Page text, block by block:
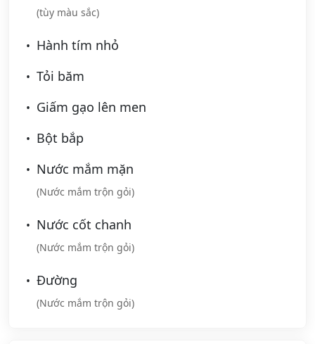
(tùy màu sắc)
Hành tím nhỏ
Tỏi băm
Giấm gạo lên men
Bột bắp
Nước mắm mặn
(Nước mắm trộn gỏi)
Nước cốt chanh
(Nước mắm trộn gỏi)
Đường
(Nước mắm trộn gỏi)